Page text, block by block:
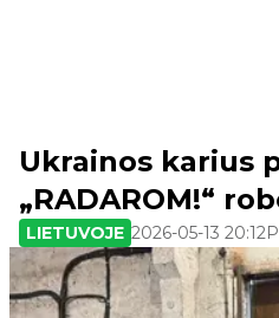
Ukrainos karius
„RADAROM!“
LIETUVOJE 2026-05-13 20:12